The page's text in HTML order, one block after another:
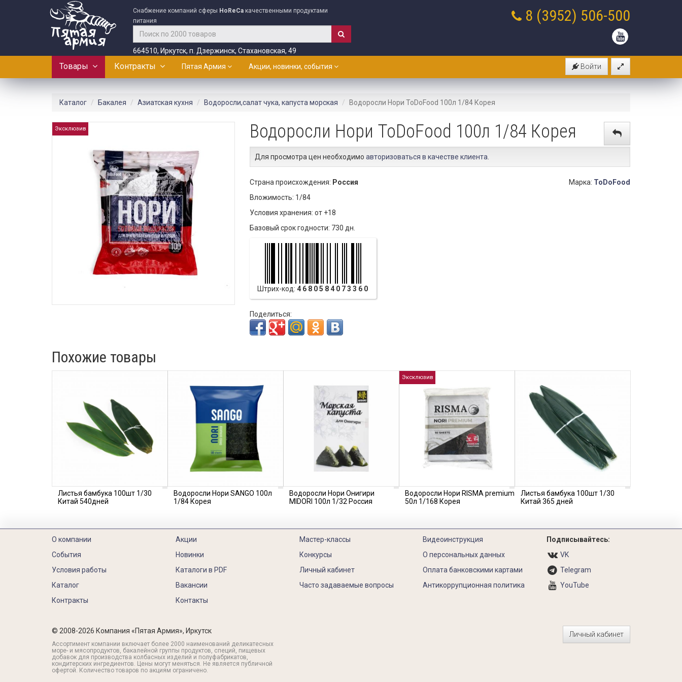
Снабжение компаний сферы HoReCa качественными продуктами
питания
664510, Иркутск, п. Дзержинск, Стахановская, 49
8 (3952) 506-500
Войти
Товары Контракты Пятая Армия Акции, новинки, события
Каталог Бакалея Азиатская кухня Водоросли,салат чука, капуста морская Водоросли Нори ToDoFood 100л 1/84 Корея
Эксклюзив Водоросли Нори ToDoFood 100л 1/84 Корея
Для просмотра цен необходимо авторизоваться в качестве клиента
Страна происхождения: Россия
Вложимость: 1/84
Условия хранения: от +18
Базовый срок годности: 730 дн.
Марка: ToDoFood
Штрих-код: 4680584073360
Поделиться:
Похожие товары
Листья бамбука 100шт 1/30
Китай 540дней
Водоросли Нори SANGO 100л
1/84 Корея
Водоросли Нори Онигири
MIDORI 100л 1/32 Россия
Эксклюзив
Водоросли Нори RISMA premium
50л 1/168 Корея
Листья бамбука 100шт 1/30
Китай 365 дней
О компании
События
Условия работы
Каталог
Контракты
Акции
Новинки
Каталоги в PDF
Вакансии
Контакты
Мастер-классы
Конкурсы
Личный кабинет
Часто задаваемые вопросы
Видеоинструкция
О персональных данных
Оплата банковскими картами
Антикоррупционная политика
Подписывайтесь:
VK
Telegram
YouTube
© 2008-2026 Компания «Пятая Армия», Иркутск
Ассортимент компании включает более 2000 наименований деликатесных
море- и мясопродуктов, бакалейной группы продуктов, специй, пищевых
добавок для производства колбасных изделий и полуфабрикатов,
кондитерских ингредиентов. Цены могут меняться. Не является публичной
офертой. Количество товаров по акциям ограничено.
Личный кабинет